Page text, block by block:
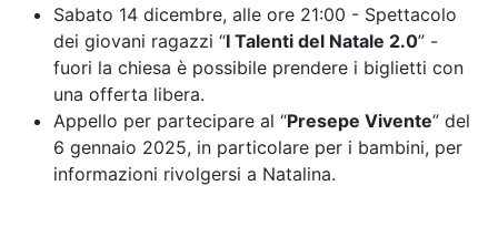
Sabato 14 dicembre, alle ore 21:00 - Spettacolo
dei giovani ragazzi “I Talenti del Natale 2.0” -
fuori la chiesa è possibile prendere i biglietti con
una offerta libera.
Appello per partecipare al “Presepe Vivente” del
6 gennaio 2025, in particolare per i bambini, per
informazioni rivolgersi a Natalina.